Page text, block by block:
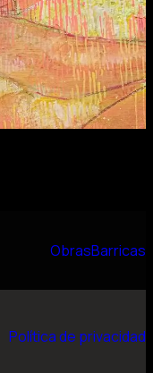
ObrasBarricas
Política de privacidad